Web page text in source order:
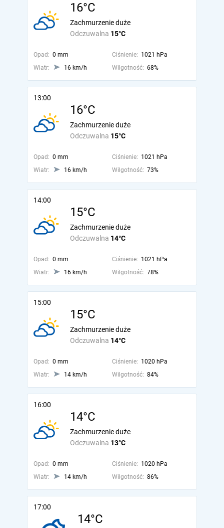
16°C
Odczuwalna 15°C
Zachmurzenie duże
Opad: 0 mm Ciśnienie: 1021 hPa
Wiatr:
16 km/h Wilgotność: 68%
13:00
16°C
Odczuwalna 15°C
Zachmurzenie duże
Opad: 0 mm Ciśnienie: 1021 hPa
Wiatr:
16 km/h Wilgotność: 73%
14:00
15°C
Odczuwalna 14°C
Zachmurzenie duże
Opad: 0 mm Ciśnienie: 1021 hPa
Wiatr:
16 km/h Wilgotność: 78%
15:00
15°C
Odczuwalna 14°C
Zachmurzenie duże
Opad: 0 mm Ciśnienie: 1020 hPa
Wiatr:
14 km/h Wilgotność: 84%
16:00
14°C
Odczuwalna 13°C
Zachmurzenie duże
Opad: 0 mm Ciśnienie: 1020 hPa
Wiatr:
14 km/h Wilgotność: 86%
17:00
14°C